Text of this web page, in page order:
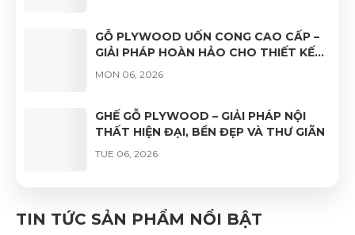
GỖ PLYWOOD UỐN CONG CAO CẤP –
GIẢI PHÁP HOÀN HẢO CHO THIẾT KẾ
NỘI THẤT HIỆN ĐẠI
MON 06, 2026
GHẾ GỖ PLYWOOD – GIẢI PHÁP NỘI
THẤT HIỆN ĐẠI, BỀN ĐẸP VÀ THƯ GIÃN
TUE 06, 2026
CAO CẤP – VẺ ĐẸP TỰ NHIÊN, ĐỘ BỀN
VƯỢT TRỘI
TIN TỨC SẢN PHẨM NỔI BẬT